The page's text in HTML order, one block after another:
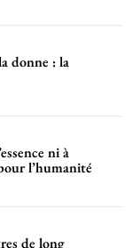
donne : la
ni à
l’humanité
de long